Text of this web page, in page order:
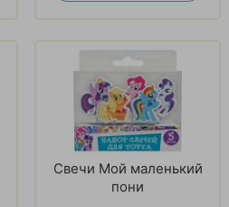
Свечи Мой маленький
пони